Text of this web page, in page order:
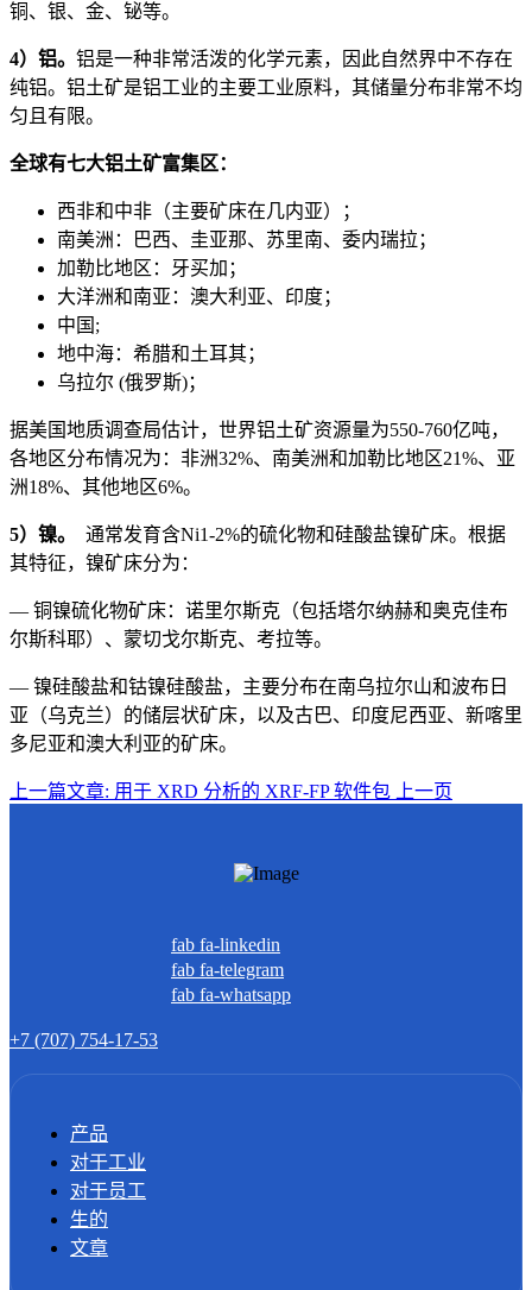
铜、银、金、铋等。
4）铝。 铝是一种非常活泼的化学元素，因此自然界中不存在
纯铝。铝土矿是铝工业的主要工业原料，其储量分布非常不均
匀且有限。
全球有七大铝土矿富集区：
西非和中非（主要矿床在几内亚）；
南美洲：巴西、圭亚那、苏里南、委内瑞拉；
加勒比地区：牙买加；
大洋洲和南亚：澳大利亚、印度；
中国;
地中海：希腊和土耳其；
乌拉尔 (俄罗斯)；
据美国地质调查局估计，世界铝土矿资源量为550-760亿吨，
各地区分布情况为：非洲32%、南美洲和加勒比地区21%、亚
洲18%、其他地区6%。
5）镍。
通常发育含Ni1-2%的硫化物和硅酸盐镍矿床。根据
其特征，镍矿床分为：
— 铜镍硫化物矿床：诺里尔斯克（包括塔尔纳赫和奥克佳布
尔斯科耶）、蒙切戈尔斯克、考拉等。
— 镍硅酸盐和钴镍硅酸盐，主要分布在南乌拉尔山和波布日
亚（乌克兰）的储层状矿床，以及古巴、印度尼西亚、新喀里
多尼亚和澳大利亚的矿床。
上一篇文章: 用于 XRD 分析的 XRF-FP 软件包 上一页
fab fa-linkedin
fab fa-telegram
fab fa-whatsapp
+7 (707) 754-17-53
产品
对于工业
对于员工
生的
文章